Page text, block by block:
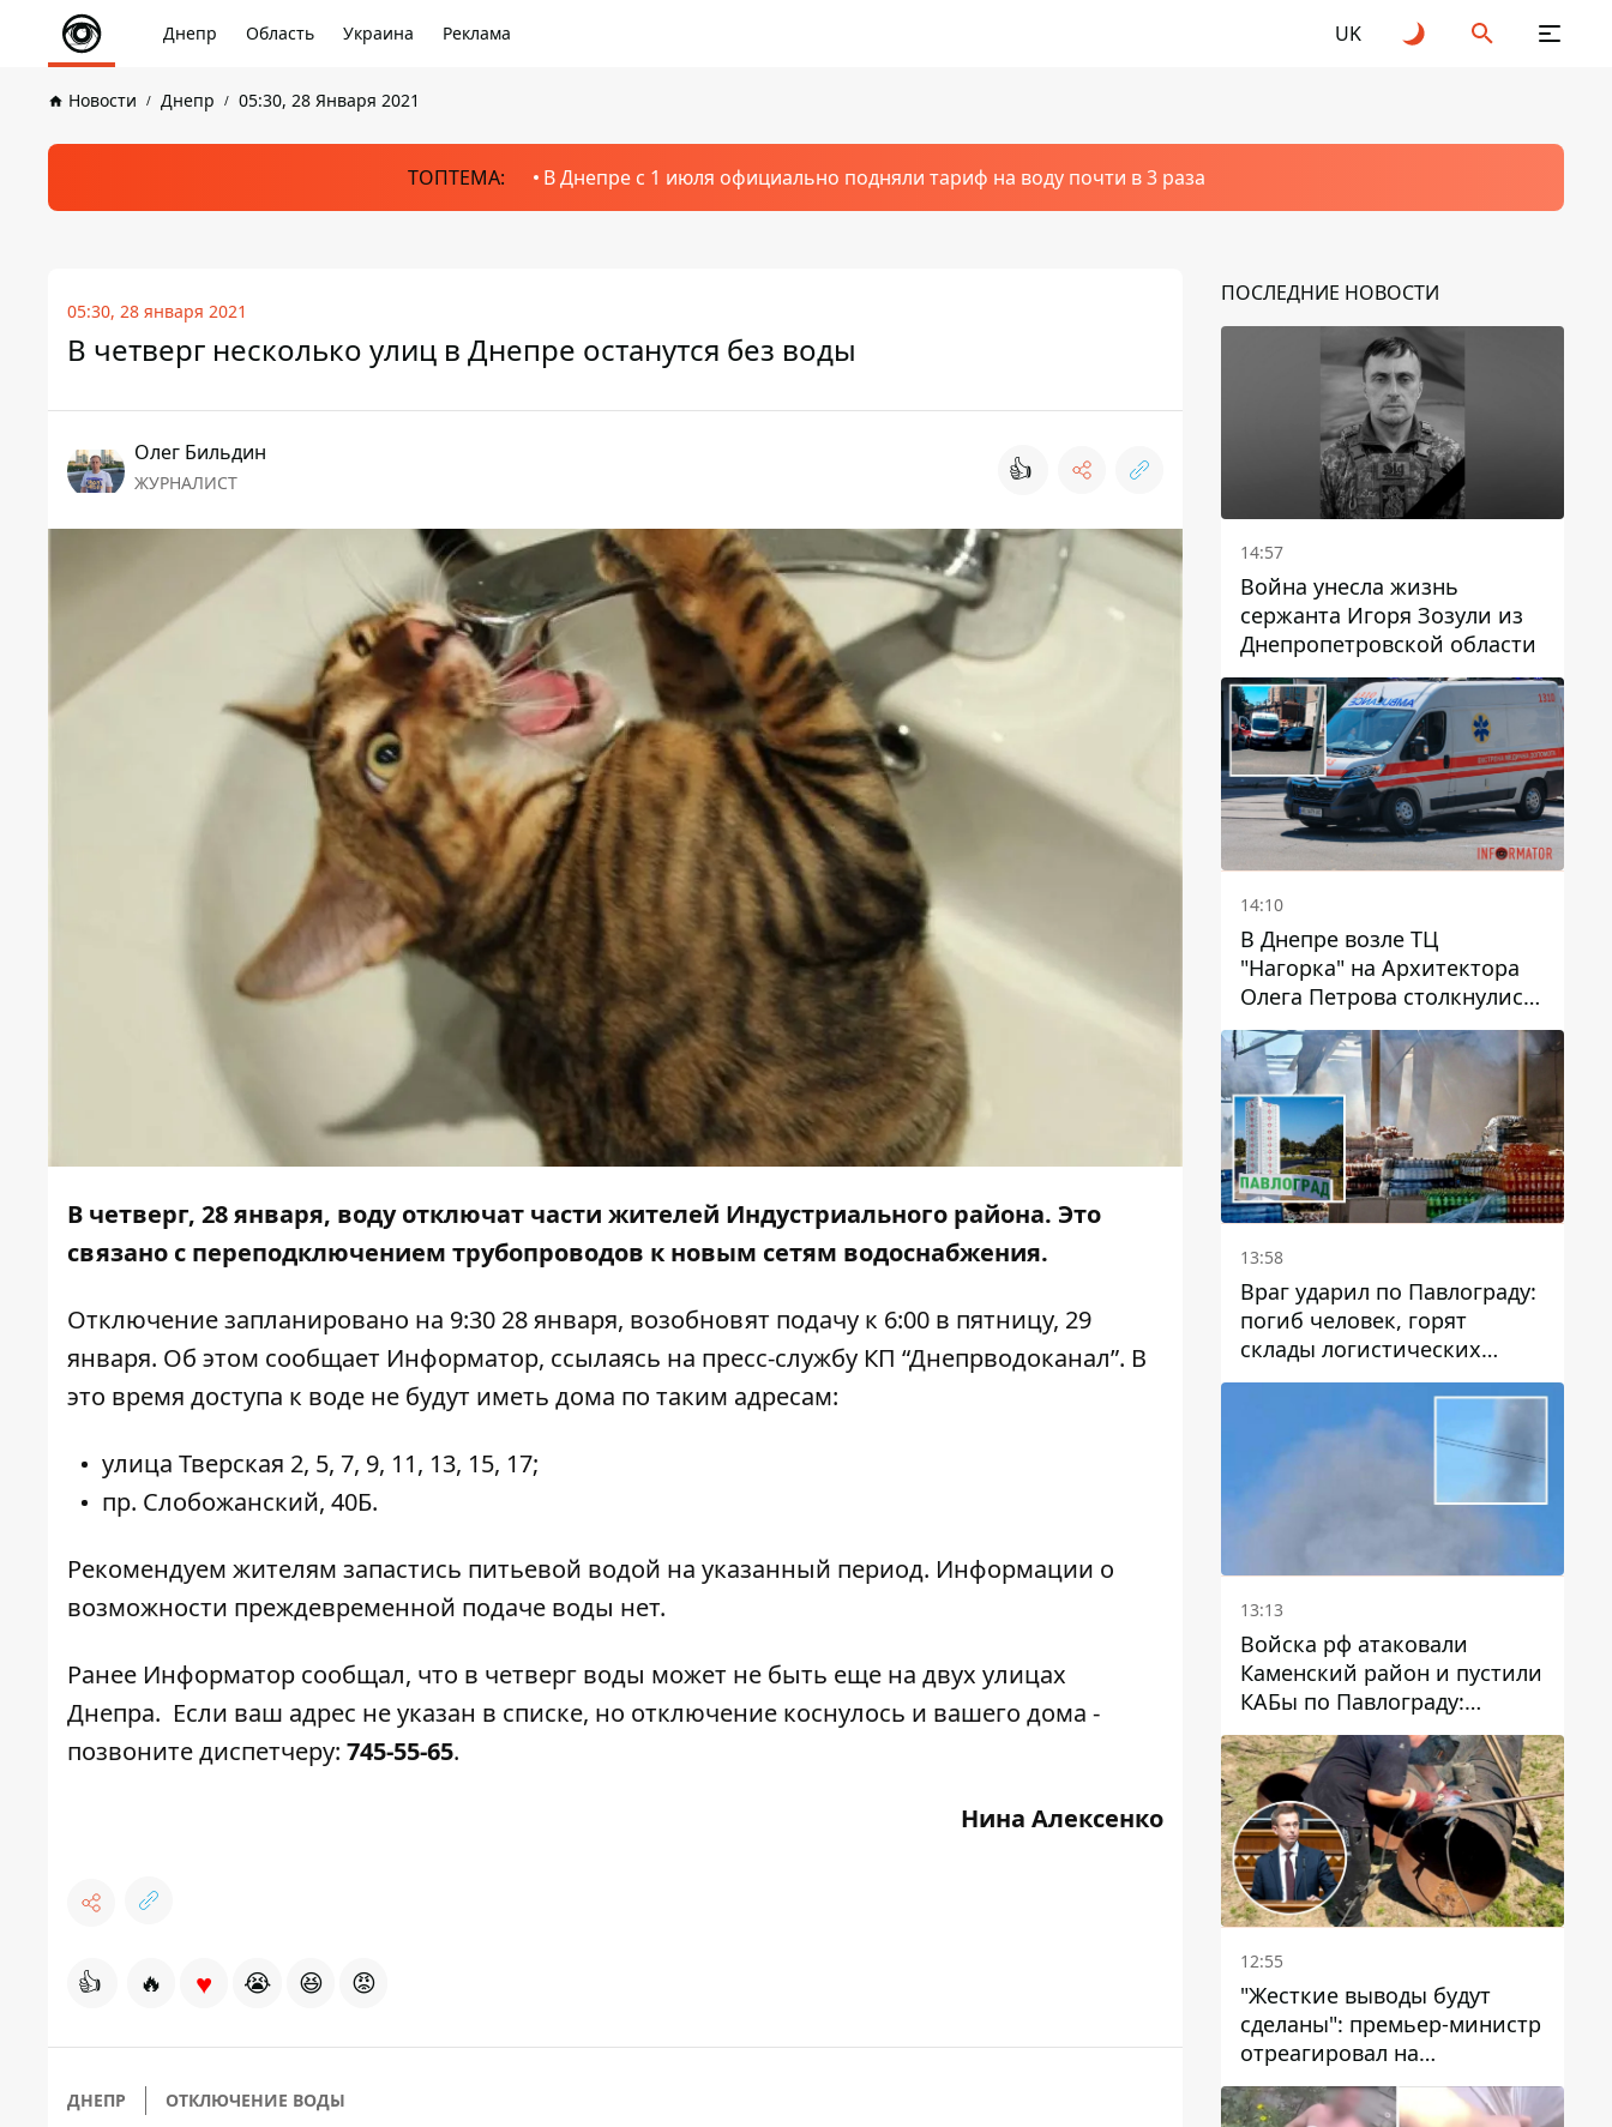
Днепр Область Украина Реклама UK
Новости Днепр 05:30, 28 Января 2021
ТОПТЕМА: В Днепре с 1 июля официально подняли тариф на воду почти в 3 раза
05:30, 28 января 2021
В четверг несколько улиц в Днепре останутся без воды
Олег Бильдин
ЖУРНАЛИСТ 👍
В четверг, 28 января, воду отключат части жителей Индустриального района. Это
связано с переподключением трубопроводов к новым сетям водоснабжения.
Отключение запланировано на 9:30 28 января, возобновят подачу к 6:00 в пятницу, 29
января. Об этом сообщает Информатор, ссылаясь на пресс-службу КП “Днепрводоканал”. В
это время доступа к воде не будут иметь дома по таким адресам:
улица Тверская 2, 5, 7, 9, 11, 13, 15, 17;
пр. Слобожанский, 40Б.
Рекомендуем жителям запастись питьевой водой на указанный период. Информации о
возможности преждевременной подаче воды нет.
Ранее Информатор сообщал, что в четверг воды может не быть еще на двух улицах
Днепра. Если ваш адрес не указан в списке, но отключение коснулось и вашего дома -
позвоните диспетчеру: 745-55-65.
Нина Алексенко
👍 🔥 ♥ 😭 😆 😡
ДНЕПР ОТКЛЮЧЕНИЕ ВОДЫ
ПОСЛЕДНИЕ НОВОСТИ
14:57
Война унесла жизнь
сержанта Игоря Зозули из
Днепропетровской области
14:10
В Днепре возле ТЦ
"Нагорка" на Архитектора
Олега Петрова столкнулись
"скорая" и Toyota: трамваи
№5 задерживаются
13:58
Враг ударил по Павлограду:
погиб человек, горят
склады логистических
компаний и магазина
13:13
Войска рф атаковали
Каменский район и пустили
КАБы по Павлограду:
пострадал мужчина, в небо
поднимается столб дыма
12:55
"Жесткие выводы будут
сделаны": премьер-министр
отреагировал на
несколькодневное
отсутствие воды в Марганце